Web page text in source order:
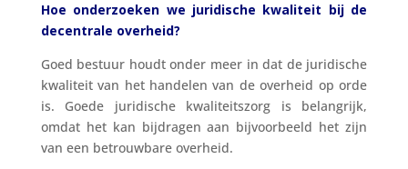
Hoe onderzoeken we juridische kwaliteit bij de
decentrale overheid?
Goed bestuur houdt onder meer in dat de juridische
kwaliteit van het handelen van de overheid op orde
is. Goede juridische kwaliteitszorg is belangrijk,
omdat het kan bijdragen aan bijvoorbeeld het zijn
van een betrouwbare overheid.